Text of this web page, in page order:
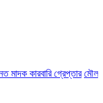
কারবারি গ্রেপ্তার